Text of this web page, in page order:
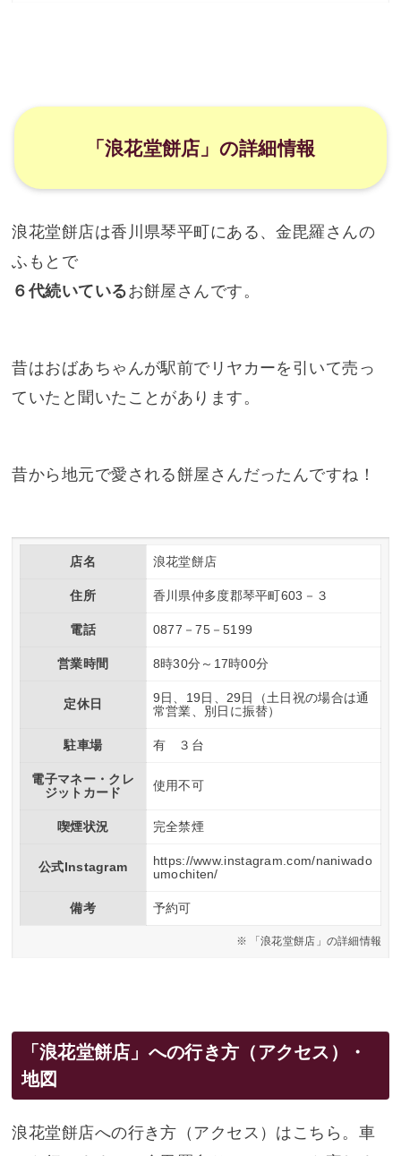
「浪花堂餅店」の詳細情報
浪花堂餅店は香川県琴平町にある、金毘羅さんの
ふもとで
６代続いているお餅屋さんです。
昔はおばあちゃんが駅前でリヤカーを引いて売っ
ていたと聞いたことがあります。
昔から地元で愛される餅屋さんだったんですね！
店名 浪花堂餅店
住所 香川県仲多度郡琴平町603－３
電話 0877－75－5199
営業時間 8時30分～17時00分
定休日
9日、19日、29日（土日祝の場合は通
常営業、別日に振替）
駐車場 有 ３台
電子マネー・クレ
ジットカード
使用不可
喫煙状況 完全禁煙
公式Instagram
https://www.instagram.com/naniwado
umochiten/
備考 予約可
「浪花堂餅店」の詳細情報
「浪花堂餅店」への行き方（アクセス）・
地図
浪花堂餅店への行き方（アクセス）はこちら。車